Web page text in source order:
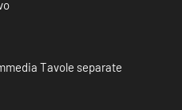
Tavole separate